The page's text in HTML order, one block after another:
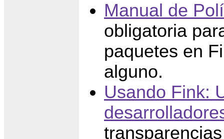
Manual de
obligatoria
paquetes en
alguno.
Usando Fink: